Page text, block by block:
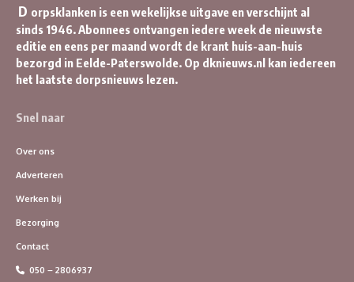
D orpsklanken is een wekelijkse uitgave en verschijnt al
sinds 1946. Abonnees ontvangen iedere week de nieuwste
editie en eens per maand wordt de krant huis-aan-huis
bezorgd in Eelde-Paterswolde. Op dknieuws.nl kan iedereen
het laatste dorpsnieuws lezen.
Snel naar
Over ons
Adverteren
Werken bij
Bezorging
Contact
050 – 2806937